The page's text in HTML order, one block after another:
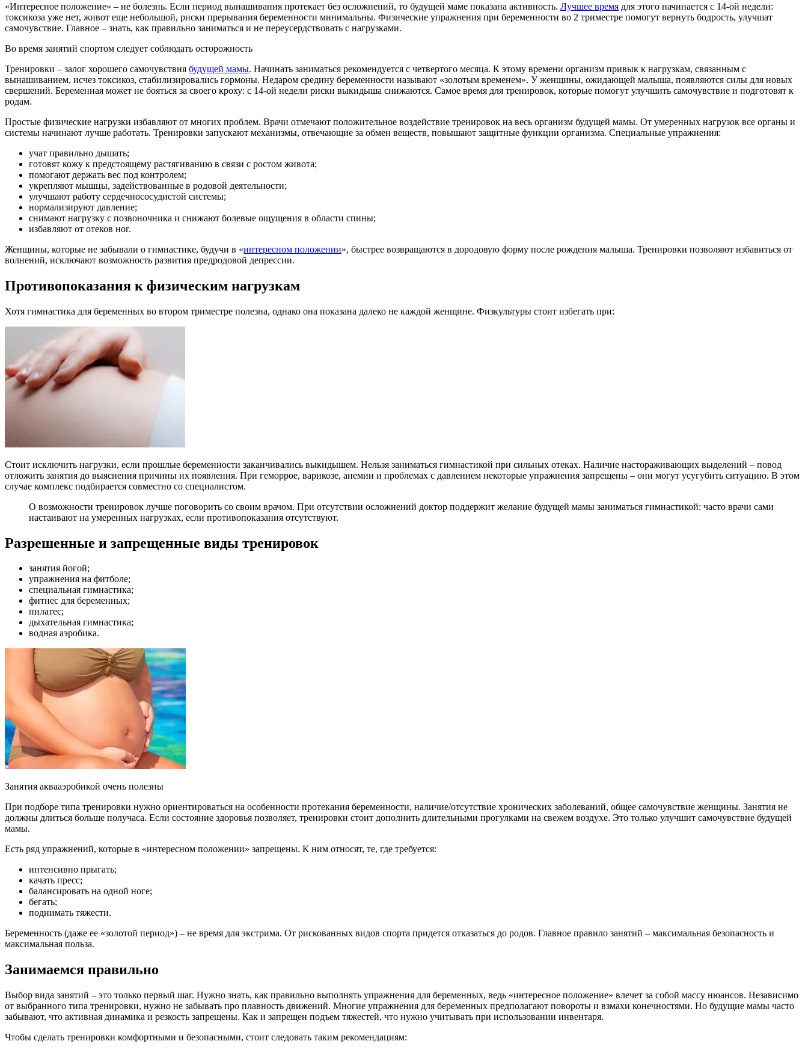
«Интересное положение» – не болезнь. Если период вынашивания протекает без осложнений, то будущей маме показана активность. Лучшее время для этого начинается с 14-ой недели:
токсикоза уже нет, живот еще небольшой, риски прерывания беременности минимальны. Физические упражнения при беременности во 2 триместре помогут вернуть бодрость, улучшат
самочувствие. Главное – знать, как правильно заниматься и не переусердствовать с нагрузками.
Во время занятий спортом следует соблюдать осторожность
Тренировки – залог хорошего самочувствия будущей мамы. Начинать заниматься рекомендуется с четвертого месяца. К этому времени организм привык к нагрузкам, связанным с
вынашиванием, исчез токсикоз, стабилизировались гормоны. Недаром средину беременности называют «золотым временем». У женщины, ожидающей малыша, появляются силы для новых
свершений. Беременная может не бояться за своего кроху: с 14-ой недели риски выкидыша снижаются. Самое время для тренировок, которые помогут улучшить самочувствие и подготовят к
родам.
Простые физические нагрузки избавляют от многих проблем. Врачи отмечают положительное воздействие тренировок на весь организм будущей мамы. От умеренных нагрузок все органы и
системы начинают лучше работать. Тренировки запускают механизмы, отвечающие за обмен веществ, повышают защитные функции организма. Специальные упражнения:
учат правильно дышать;
готовят кожу к предстоящему растягиванию в связи с ростом живота;
помогают держать вес под контролем;
укрепляют мышцы, задействованные в родовой деятельности;
улучшают работу сердечнососудистой системы;
нормализируют давление;
снимают нагрузку с позвоночника и снижают болевые ощущения в области спины;
избавляют от отеков ног.
Женщины, которые не забывали о гимнастике, будучи в «интересном положении», быстрее возвращаются в дородовую форму после рождения малыша. Тренировки позволяют избавиться от
волнений, исключают возможность развития предродовой депрессии.
Противопоказания к физическим нагрузкам
Хотя гимнастика для беременных во втором триместре полезна, однако она показана далеко не каждой женщине. Физкультуры стоит избегать при:
Стоит исключить нагрузки, если прошлые беременности заканчивались выкидышем. Нельзя заниматься гимнастикой при сильных отеках. Наличие настораживающих выделений – повод
отложить занятия до выяснения причины их появления. При геморрое, варикозе, анемии и проблемах с давлением некоторые упражнения запрещены – они могут усугубить ситуацию. В этом
случае комплекс подбирается совместно со специалистом.
О возможности тренировок лучше поговорить со своим врачом. При отсутствии осложнений доктор поддержит желание будущей мамы заниматься гимнастикой: часто врачи сами
настаивают на умеренных нагрузках, если противопоказания отсутствуют.
Разрешенные и запрещенные виды тренировок
занятия йогой;
упражнения на фитболе;
специальная гимнастика;
фитнес для беременных;
пилатес;
дыхательная гимнастика;
водная аэробика.
Занятия аквааэробикой очень полезны
При подборе типа тренировки нужно ориентироваться на особенности протекания беременности, наличие/отсутствие хронических заболеваний, общее самочувствие женщины. Занятия не
должны длиться больше получаса. Если состояние здоровья позволяет, тренировки стоит дополнить длительными прогулками на свежем воздухе. Это только улучшит самочувствие будущей
мамы.
Есть ряд упражнений, которые в «интересном положении» запрещены. К ним относят, те, где требуется:
интенсивно прыгать;
качать пресс;
балансировать на одной ноге;
бегать;
поднимать тяжести.
Беременность (даже ее «золотой период») – не время для экстрима. От рискованных видов спорта придется отказаться до родов. Главное правило занятий – максимальная безопасность и
максимальная польза.
Занимаемся правильно
Выбор вида занятий – это только первый шаг. Нужно знать, как правильно выполнять упражнения для беременных, ведь «интересное положение» влечет за собой массу нюансов. Независимо
от выбранного типа тренировки, нужно не забывать про плавность движений. Многие упражнения для беременных предполагают повороты и взмахи конечностями. Но будущие мамы часто
забывают, что активная динамика и резкость запрещены. Как и запрещен подъем тяжестей, что нужно учитывать при использовании инвентаря.
Чтобы сделать тренировки комфортными и безопасными, стоит следовать таким рекомендациям: